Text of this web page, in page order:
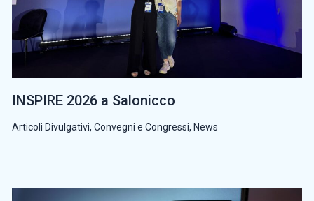
INSPIRE 2026 a Salonicco
Articoli Divulgativi, Convegni e Congressi, News